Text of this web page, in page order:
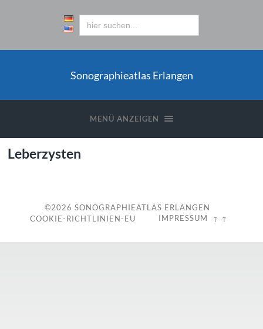
Sonographieatlas Erlangen
MENÜ ANZEIGEN
Leberzysten
©2026 SONOGRAPHIEATLAS ERLANGEN
IMPRESSUM
COOKIE-RICHTLINIEN-EU ↑ ↑